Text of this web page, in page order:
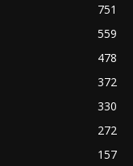
751
559
478
372
330
272
157